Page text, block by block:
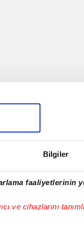
Bilgiler
faaliyetlerinin
ve cihazlarını
haftasında
Antalyaspor
ekibi,
103 gün sonra